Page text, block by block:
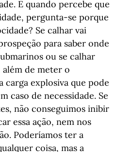
E quando percebe que
pergunta-se porque
Se calhar vai
para saber onde
ou se calhar
de meter o
carga explosiva que pode
caso de necessidade. Se
não conseguimos inibir
essa ação, nem nos
Poderíamos ter a
coisa, mas a